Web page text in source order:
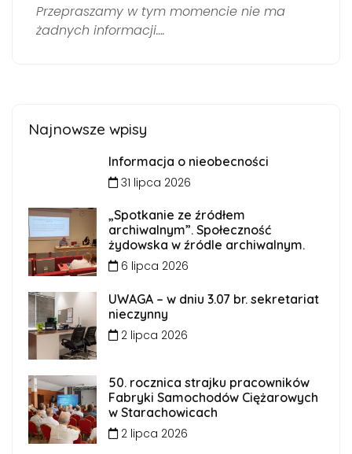
Przepraszamy w tym momencie nie ma
żadnych informacji….
Najnowsze wpisy
Informacja o nieobecności
31 lipca 2026
„Spotkanie ze źródłem
archiwalnym”. Społeczność
żydowska w źródle archiwalnym.
6 lipca 2026
UWAGA – w dniu 3.07 br. sekretariat
nieczynny
2 lipca 2026
50. rocznica strajku pracowników
Fabryki Samochodów Ciężarowych
w Starachowicach
2 lipca 2026